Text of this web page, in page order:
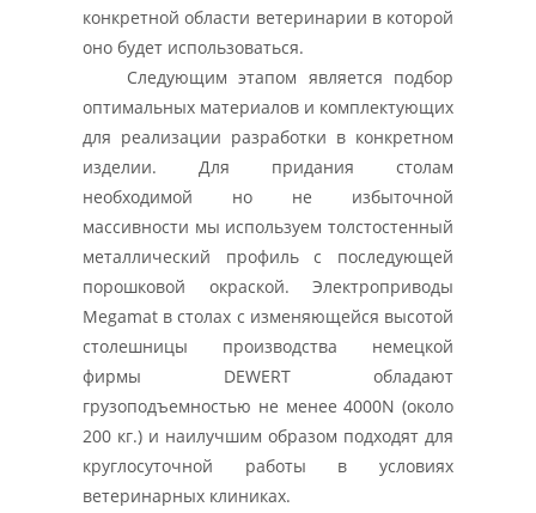
конкретной области ветеринарии в которой
оно будет использоваться.
Следующим этапом является подбор
оптимальных материалов и комплектующих
для реализации разработки в конкретном
изделии. Для придания столам
необходимой но не избыточной
массивности мы используем толстостенный
металлический профиль с последующей
порошковой окраской. Электроприводы
Megamat в столах с изменяющейся высотой
столешницы производства немецкой
фирмы DEWERT обладают
грузоподъемностью не менее 4000N (около
200 кг.) и наилучшим образом подходят для
круглосуточной работы в условиях
ветеринарных клиниках.